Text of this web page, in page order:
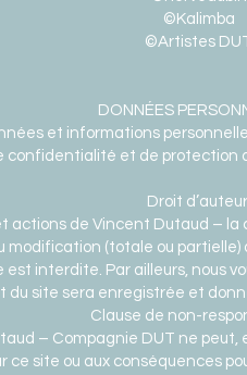
©Kalimba
©Artistes
DONNÉES
et informations
confidentialité et de protection
Droit d’auteur
actions de Vincent Dutaud – la
modification (totale ou
interdite. Par ailleurs, nous
du site sera enregistrée et
Clause de non-
– Compagnie DUT ne
ce site ou aux conséquences